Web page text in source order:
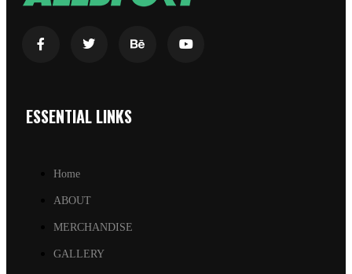
ESSENTIAL LINKS
Home
ABOUT
MERCHANDISE
GALLERY